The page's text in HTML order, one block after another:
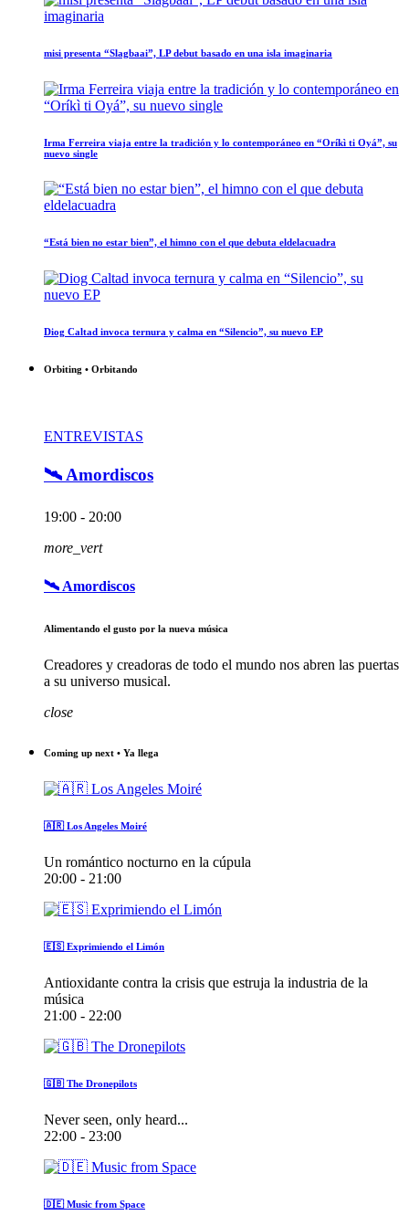
misi presenta “Slagbaai”, LP debut basado en una isla imaginaria
Irma Ferreira viaja entre la tradición y lo contemporáneo en “Oríkì ti Oyá”, su
nuevo single
“Está bien no estar bien”, el himno con el que debuta eldelacuadra
Diog Caltad invoca ternura y calma en “Silencio”, su nuevo EP
Orbiting • Orbitando
ENTREVISTAS
🛰️ Amordiscos
19:00 - 20:00
more_vert
🛰️ Amordiscos
Alimentando el gusto por la nueva música
Creadores y creadoras de todo el mundo nos abren las puertas
a su universo musical.
close
Coming up next • Ya llega
🇦🇷 Los Angeles Moiré
Un romántico nocturno en la cúpula
20:00 - 21:00
🇪🇸 Exprimiendo el Limón
Antioxidante contra la crisis que estruja la industria de la
música
21:00 - 22:00
🇬🇧 The Dronepilots
Never seen, only heard...
22:00 - 23:00
🇩🇪 Music from Space